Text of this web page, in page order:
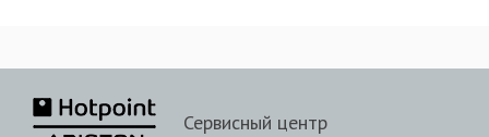
Сервисный центр